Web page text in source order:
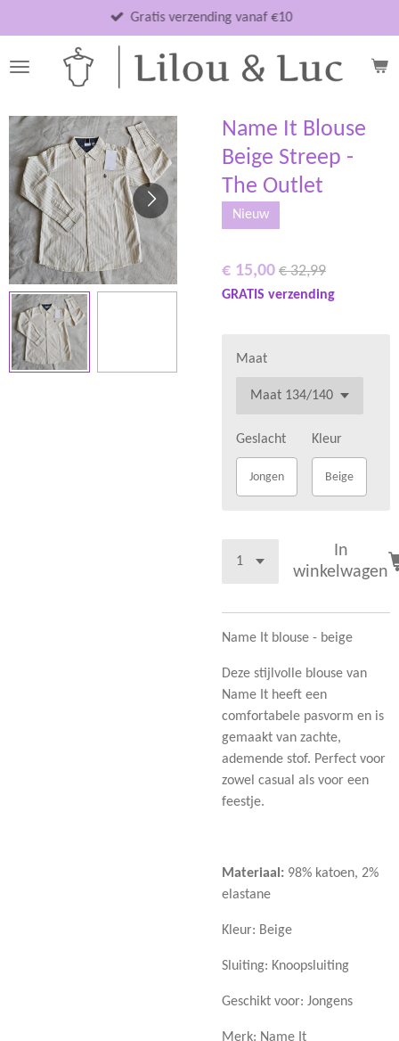
direct
naar
Gratis verzending vanaf €10
Name It Blouse
Beige Streep -
The Outlet
Nieuw
€ 15,00 € 32,99
GRATIS verzending
Maat
Geslacht
Jongen
Kleur
Beige
In
winkelwagen
Name It blouse - beige
Deze stijlvolle blouse van
Name It heeft een
comfortabele pasvorm en is
gemaakt van zachte,
ademende stof. Perfect voor
zowel casual als voor een
feestje.
Materiaal: 98% katoen, 2%
elastane
Kleur: Beige
Sluiting: Knoopsluiting
Geschikt voor: Jongens
Merk: Name It